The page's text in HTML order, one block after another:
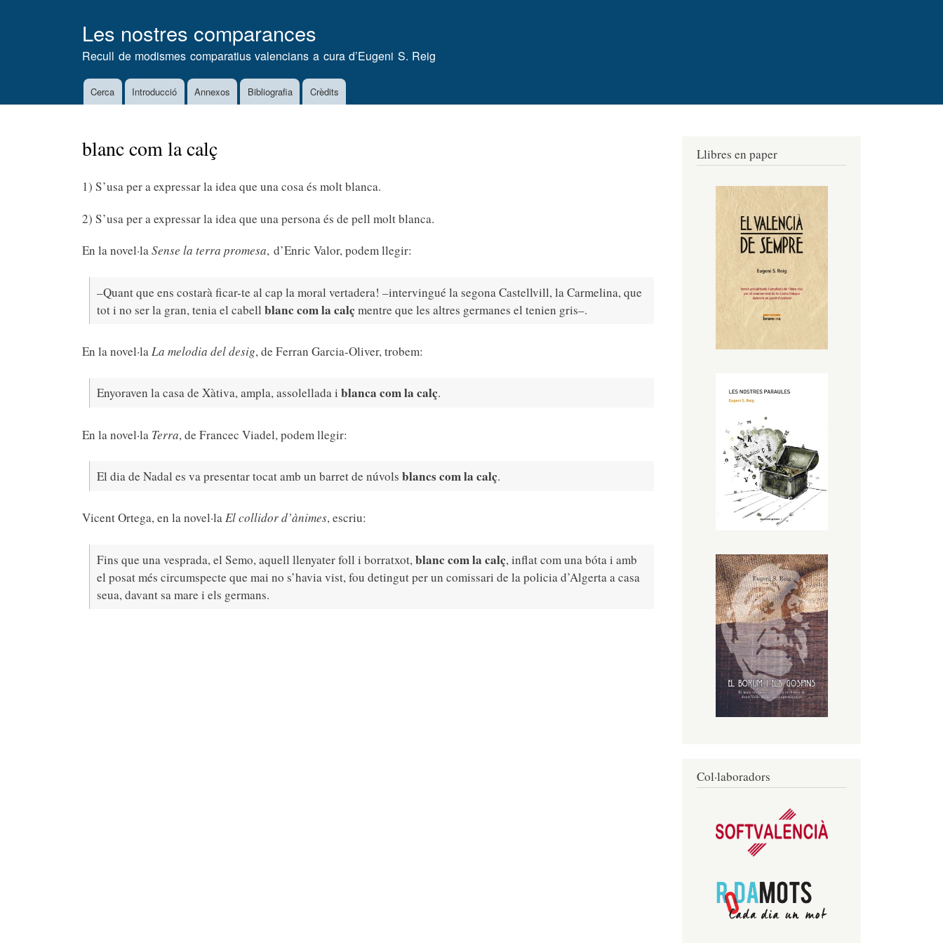
Les nostres comparances
Recull de modismes comparatius valencians a cura d’Eugeni S. Reig
MainCerca Introducció Annexos Bibliografia Crèdits
blanc com la calç
1) S’usa per a expressar la idea que una cosa és molt blanca.
2) S’usa per a expressar la idea que una persona és de pell molt blanca.
En la novel·laSense la terra promesa, d’Enric Valor, podem llegir:
–Quant que ens costarà ficar-te al cap la moral vertadera! –intervingué la segona Castellvill, la Carmelina, que
tot i no ser la gran, tenia el cabell blanc com la calç mentre que les altres germanes el tenien gris–.
En la novel·laLa melodia del desig, de Ferran Garcia-Oliver, trobem:
Enyoraven la casa de Xàtiva, ampla, assolellada i blanca com la calç.
En la novel·la Terra, de Francec Viadel, podem llegir:
El dia de Nadal es va presentar tocat amb un barret de núvols blancs com la calç.
Vicent Ortega, en la novel·laEl collidor d’ànimes, escriu:
Fins que una vesprada, el Semo, aquell llenyater foll i borratxot, blanc com la calç, inflat com una bóta i amb
el posat més circumspecte que mai no s’havia vist, fou detingut per un comissari de la policia d’Algerta a casa
seua, davant sa mare i els germans.
Llibres en paper
Col·laboradors